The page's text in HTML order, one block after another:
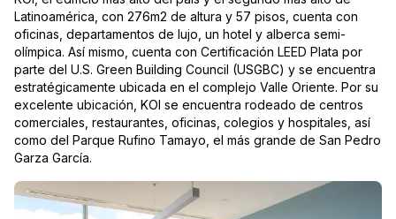
Latinoamérica, con 276m2 de altura y 57 pisos, cuenta con
oficinas, departamentos de lujo, un hotel y alberca semi-
olímpica. Así mismo, cuenta con Certificación LEED Plata por
parte del U.S. Green Building Council (USGBC) y se encuentra
estratégicamente ubicada en el complejo Valle Oriente. Por su
excelente ubicación, KOI se encuentra rodeado de centros
comerciales, restaurantes, oficinas, colegios y hospitales, así
como del Parque Rufino Tamayo, el más grande de San Pedro
Garza García.